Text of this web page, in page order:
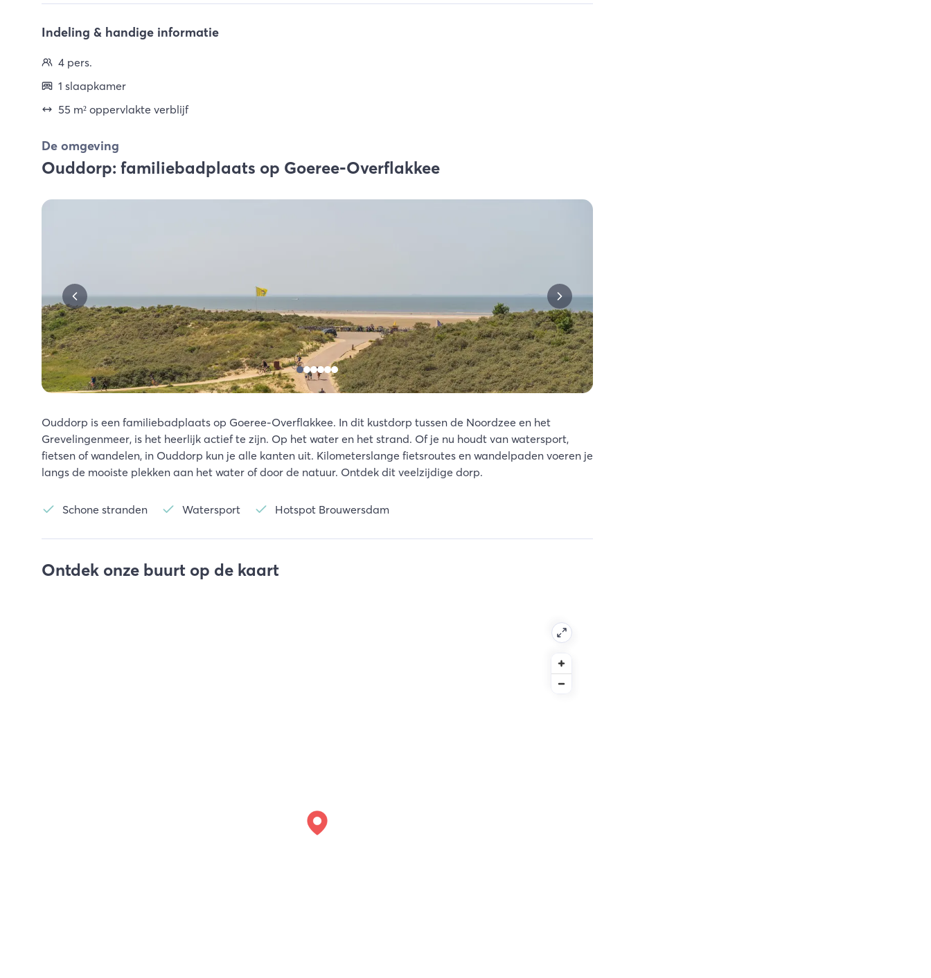
Indeling & handige informatie
4 pers.
1 slaapkamer
55 m² oppervlakte verblijf
De omgeving
Ouddorp: familiebadplaats op Goeree-Overflakkee
Ouddorp is een familiebadplaats op Goeree-Overflakkee. In dit kustdorp tussen de Noordzee en het
Grevelingenmeer, is het heerlijk actief te zijn. Op het water en het strand. Of je nu houdt van watersport,
fietsen of wandelen, in Ouddorp kun je alle kanten uit. Kilometerslange fietsroutes en wandelpaden voeren je
langs de mooiste plekken aan het water of door de natuur. Ontdek dit veelzijdige dorp.
Schone stranden Watersport Hotspot Brouwersdam
Ontdek onze buurt op de kaart